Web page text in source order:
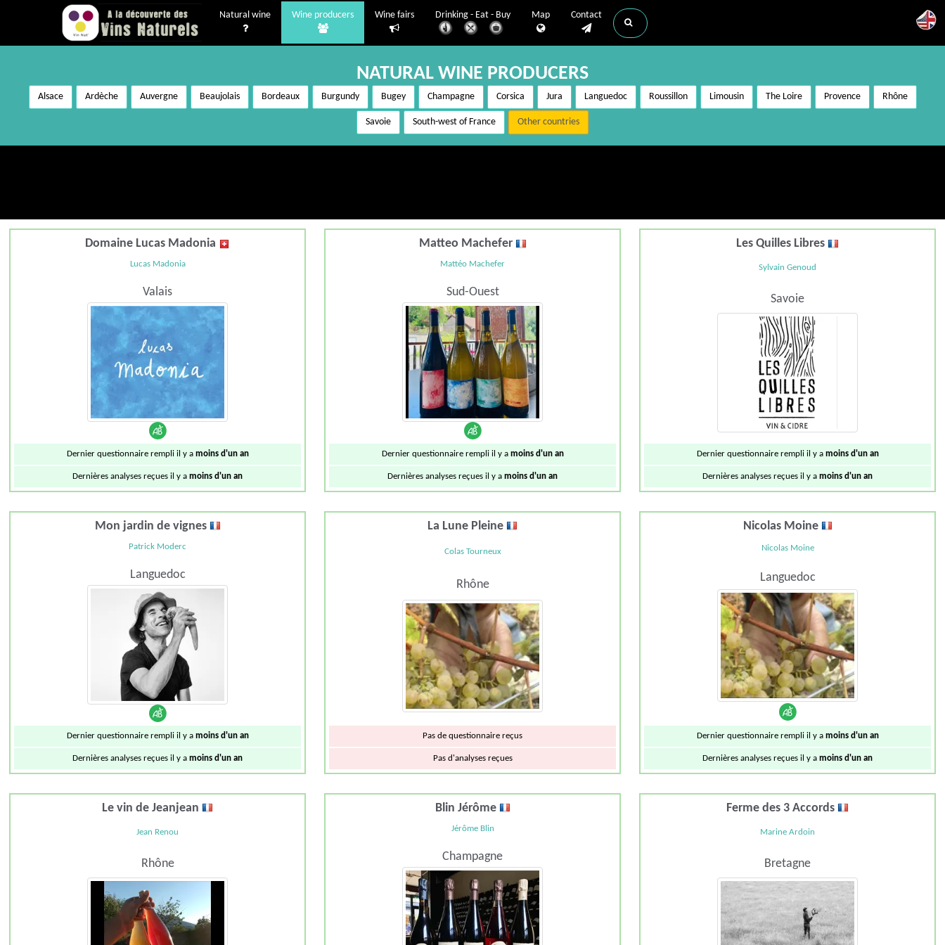
Natural wine Wine producers Wine fairs Drinking - Eat - Buy Map Contact
NATURAL WINE PRODUCERS
Alsace Ardèche Auvergne Beaujolais Bordeaux Burgundy Bugey Champagne Corsica Jura Languedoc Roussillon Limousin The Loire Provence Rhône
Savoie South-west of France Other countries
Domaine Lucas Madonia
Lucas Madonia
Valais
Dernier questionnaire rempli il y a moins d'un an
Dernières analyses reçues il y a moins d'un an
Matteo Machefer
Mattéo Machefer
Sud-Ouest
Dernier questionnaire rempli il y a moins d'un an
Dernières analyses reçues il y a moins d'un an
Les Quilles Libres
Sylvain Genoud
Savoie
Dernier questionnaire rempli il y a moins d'un an
Dernières analyses reçues il y a moins d'un an
Mon jardin de vignes
Patrick Moderc
Languedoc
Dernier questionnaire rempli il y a moins d'un an
Dernières analyses reçues il y a moins d'un an
La Lune Pleine
Colas Tourneux
Rhône
Pas de questionnaire reçus
Pas d'analyses reçues
Nicolas Moine
Nicolas Moine
Languedoc
Dernier questionnaire rempli il y a moins d'un an
Dernières analyses reçues il y a moins d'un an
Le vin de Jeanjean
Jean Renou
Rhône
Blin Jérôme
Jérôme Blin
Champagne
Ferme des 3 Accords
Marine Ardoin
Bretagne